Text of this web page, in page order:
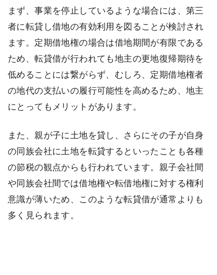
まず、事業を停止しているような場合には、第三
者に転貸し借地の有効利用を図ることが検討され
ます。定期借地権の場合は借地期間が有限である
ため、転貸借が行われても地主の更地復帰期待を
低めることには繋がらず、むしろ、定期借地権者
の地代の支払いの履行可能性を高めるため、地主
にとってもメリットがあります。
また、親が子に土地を貸し、さらにその子が自身
の同族会社に土地を転貸するといったことも各種
の節税の観点からも行われています。親子会社間
や同族会社間では借地権や転借地権に対する権利
意識が薄いため、このような転貸借が通常よりも
多く見られます。